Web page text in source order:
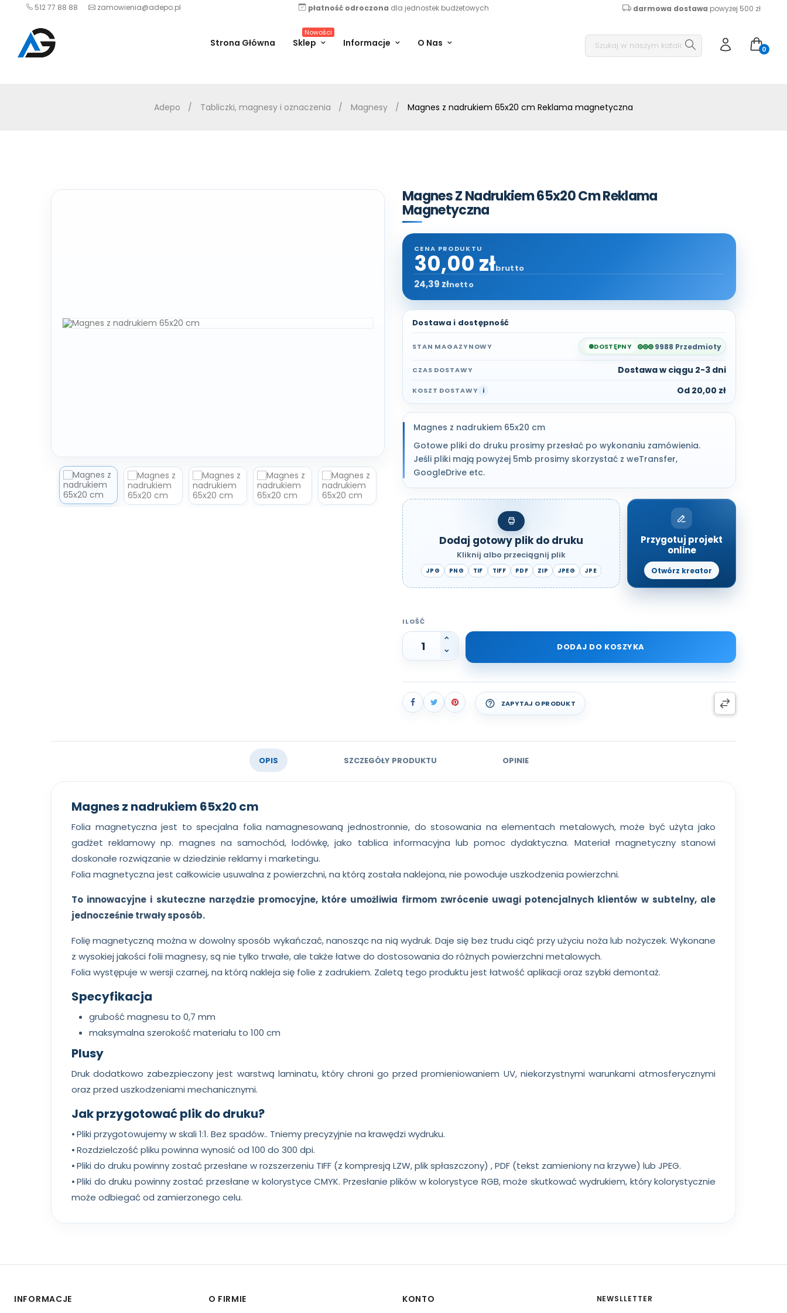
512 77 88 88 zamowienia@adepo.pl płatność odroczona dla jednostek budżetowych darmowa dostawa powyżej 500 zł
Strona Główna Sklep
Nowości
Informacje O Nas
0
Adepo Tabliczki, magnesy i oznaczenia Magnesy Magnes z nadrukiem 65x20 cm Reklama magnetyczna
Magnes Z Nadrukiem 65x20 Cm Reklama
Magnetyczna
30,00 złbrutto
24,39 złnetto
Dostawa i dostępność
STAN MAGAZYNOWY DOSTĘPNY 9988 Przedmioty
CZAS DOSTAWY Dostawa w ciągu 2-3 dni
KOSZT DOSTAWY i Od 20,00 zł
Magnes z nadrukiem 65x20 cm
Gotowe pliki do druku prosimy przesłać po wykonaniu zamówienia.
Jeśli pliki mają powyżej 5mb prosimy skorzystać z weTransfer,
GoogleDrive etc.
Dodaj gotowy plik do druku
Kliknij albo przeciągnij plik
JPG PNG TIF TIFF PDF ZIP JPEG JPE
Przygotuj projekt
online
Otwórz kreator
ILOŚĆ
DODAJ DO KOSZYKA
help_outline ZAPYTAJ O PRODUKT
OPIS SZCZEGÓŁY PRODUKTU OPINIE
Magnes z nadrukiem 65x20 cm
Folia magnetyczna jest to specjalna folia namagnesowaną jednostronnie, do stosowania na elementach metalowych, może być użyta jako
gadżet reklamowy np. magnes na samochód, lodówkę, jako tablica informacyjna lub pomoc dydaktyczna. Materiał magnetyczny stanowi
doskonałe rozwiązanie w dziedzinie reklamy i marketingu.
Folia magnetyczna jest całkowicie usuwalna z powierzchni, na którą została naklejona, nie powoduje uszkodzenia powierzchni.
To innowacyjne i skuteczne narzędzie promocyjne, które umożliwia firmom zwrócenie uwagi potencjalnych klientów w subtelny, ale
jednocześnie trwały sposób.
Folię magnetyczną można w dowolny sposób wykańczać, nanosząc na nią wydruk. Daje się bez trudu ciąć przy użyciu noża lub nożyczek. Wykonane
z wysokiej jakości folii magnesy, są nie tylko trwałe, ale także łatwe do dostosowania do różnych powierzchni metalowych.
Folia występuje w wersji czarnej, na którą nakleja się folie z zadrukiem. Zaletą tego produktu jest łatwość aplikacji oraz szybki demontaż.
Specyfikacja
grubość magnesu to 0,7 mm
maksymalna szerokość materiału to 100 cm
Plusy
Druk dodatkowo zabezpieczony jest warstwą laminatu, który chroni go przed promieniowaniem UV, niekorzystnymi warunkami atmosferycznymi
oraz przed uszkodzeniami mechanicznymi.
Jak przygotować plik do druku?
⦁ Pliki przygotowujemy w skali 1:1. Bez spadów.. Tniemy precyzyjnie na krawędzi wydruku.
⦁ Rozdzielczość pliku powinna wynosić od 100 do 300 dpi.
⦁ Pliki do druku powinny zostać przesłane w rozszerzeniu TIFF (z kompresją LZW, plik spłaszczony) , PDF (tekst zamieniony na krzywe) lub JPEG.
⦁ Pliki do druku powinny zostać przesłane w kolorystyce CMYK. Przesłanie plików w kolorystyce RGB, może skutkować wydrukiem, który kolorystycznie
może odbiegać od zamierzonego celu.
INFORMACJE O FIRMIE KONTO NEWSLLETTER